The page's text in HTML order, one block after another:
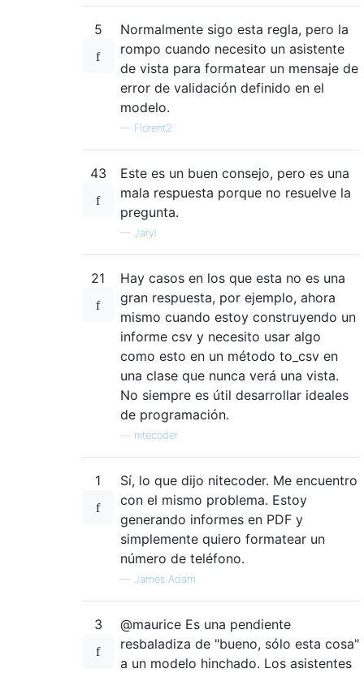
5
Normalmente sigo esta regla, pero la
rompo cuando necesito un asistente
de vista para formatear un mensaje de
error de validación definido en el
modelo.
— Florent2
43
Este es un buen consejo, pero es una
mala respuesta porque no resuelve la
pregunta.
— Jaryl
21
Hay casos en los que esta no es una
gran respuesta, por ejemplo, ahora
mismo cuando estoy construyendo un
informe csv y necesito usar algo
como esto en un método to_csv en
una clase que nunca verá una vista.
No siempre es útil desarrollar ideales
de programación.
nitecoder
1
Sí, lo que dijo nitecoder. Me encuentro
con el mismo problema. Estoy
generando informes en PDF y
simplemente quiero formatear un
número de teléfono.
— James Adam
3
@maurice Es una pendiente
resbaladiza de "bueno, sólo esta cosa"
a un modelo hinchado. Los asistentes